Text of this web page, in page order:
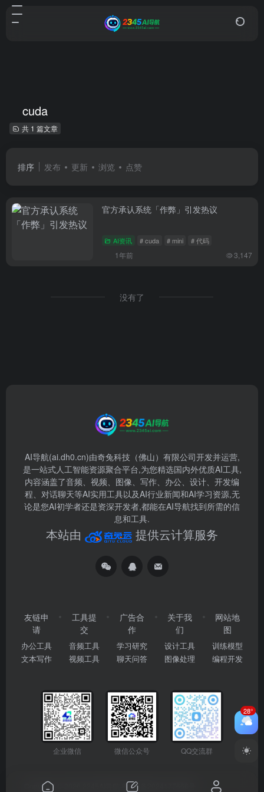
cuda
共 1 篇文章
排序 发布 更新 浏览 点赞
官方承认系统「作弊」引发热议
AI资讯 # cuda # mini # 代码
1年前 3,147
没有了
AI导航(ai.dh0.cn)由奇兔科技（佛山）有限公司开发并运营,
是一站式人工智能资源聚合平台,为您精选国内外优质AI工具,
内容涵盖了音频、视频、图像、写作、办公、设计、开发编
程、对话聊天等AI实用工具以及AI行业新闻和AI学习资源,无
论是您AI初学者还是资深开发者,都能在AI导航找到所需的信
息和工具.
本站由 提供云计算服务
友链申
请
办公工具
文本写作
工具提
交
音频工具
视频工具
广告合
作
学习研究
聊天问答
关于我
们
设计工具
图像处理
网站地
图
训练模型
编程开发
企业微信 微信公众号 QQ交流群
Copyright © 2026 粤ICP备2024177666号
28°